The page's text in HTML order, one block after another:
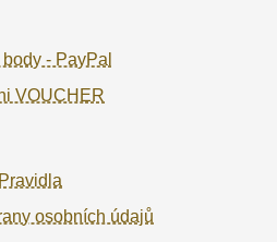
- PayPal
VOUCHER
Pravidla
osobních údajů